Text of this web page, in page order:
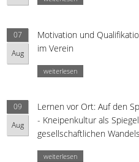
07
Aug
Motivation und
im Verein
weiterlesen
09
Aug
Lernen vor Ort: Auf den
- Kneipenkultur als
gesellschaftlichen Wandels
weiterlesen